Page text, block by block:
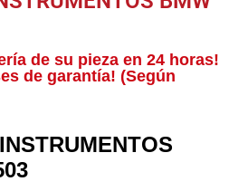
de su pieza en 24 horas!
de garantía! (Según